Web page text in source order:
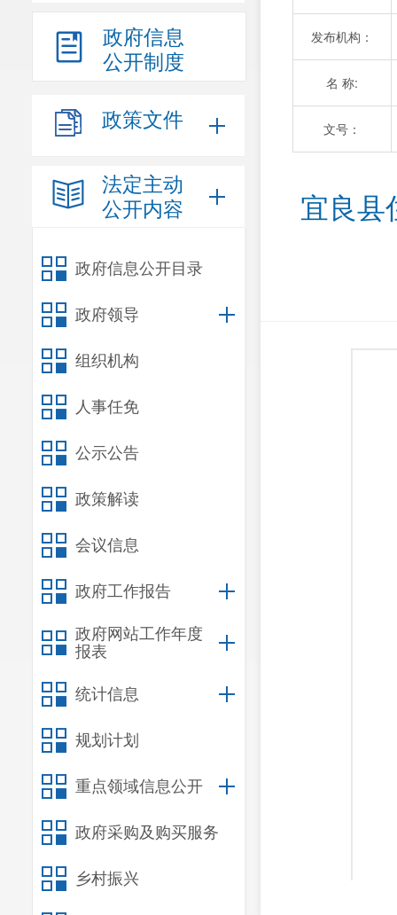
政府信息
公开制度
政策文件
法定主动
公开内容
政府信息公开目录
政府领导
组织机构
人事任免
公示公告
政策解读
会议信息
政府工作报告
政府网站工作年度
报表
统计信息
规划计划
重点领域信息公开
政府采购及购买服务
乡村振兴
发布机构：
名 称:
文号：
宜良县